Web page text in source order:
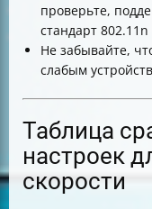
проверьте,
стандарт
Не забывайте,
слабым
Таблица
настроек
скорости